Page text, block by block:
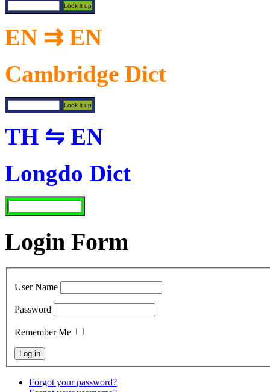
EN ⇉ EN
Cambridge Dict
TH ⇋ EN
Longdo Dict
Login Form
User Name
Password
Remember Me
Forgot your password?